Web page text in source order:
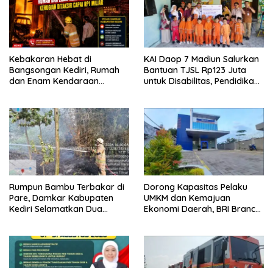
Kebakaran Hebat di
Bangsongan Kediri, Rumah
dan Enam Kendaraan
KAI Daop 7 Madiun Salurkan
Bantuan TJSL Rp123 Juta
untuk Disabilitas, Pendidikan,
Rumpun Bambu Terbakar di
Pare, Damkar Kabupaten
Kediri Selamatkan Dua
Dorong Kapasitas Pelaku
UMKM dan Kemajuan
Ekonomi Daerah, BRI Branch